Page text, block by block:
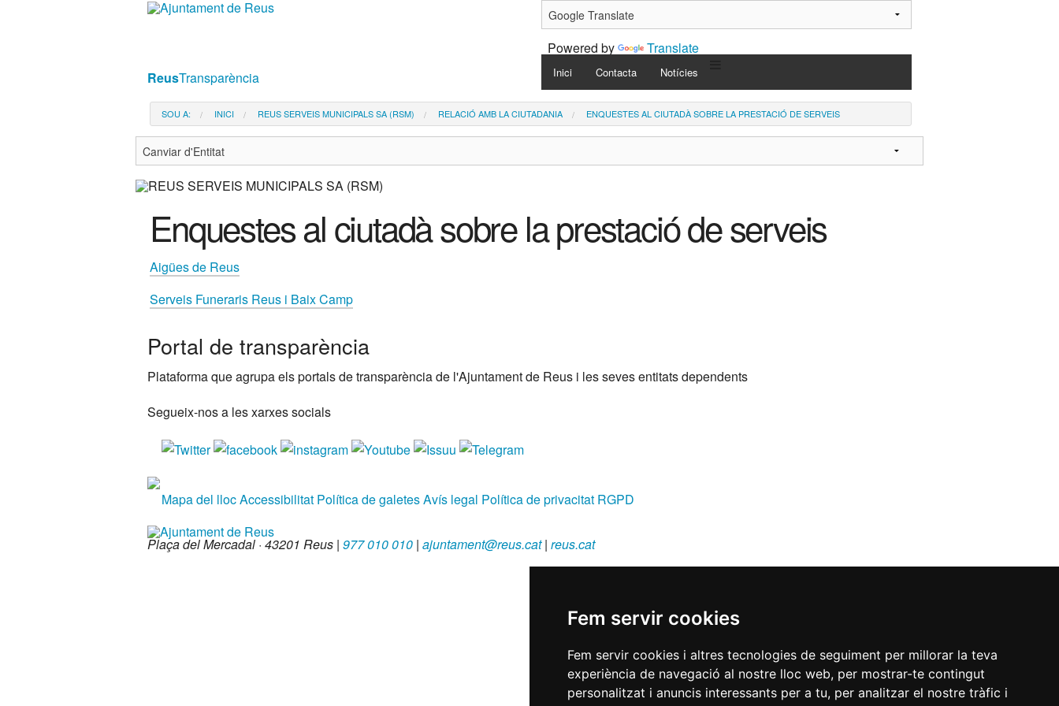
Fem servir cookies
Fem servir cookies i altres tecnologies de seguiment per millorar la teva
experiència de navegació al nostre lloc web, per mostrar-te contingut
personalitzat i anuncis interessants per a tu, per analitzar el nostre tràfic i
Powered by
Translate
ReusTransparència Navigation
Inici Contacta Notícies
SOU A: INICI REUS SERVEIS MUNICIPALS SA (RSM) RELACIÓ AMB LA CIUTADANIA ENQUESTES AL CIUTADÀ SOBRE LA PRESTACIÓ DE SERVEIS
Enquestes al ciutadà sobre la prestació de serveis
Aigües de Reus
Serveis Funeraris Reus i Baix Camp
Portal de transparència
Plataforma que agrupa els portals de transparència de l'Ajuntament de Reus i les seves entitats dependents
Segueix-nos a les xarxes socials
Mapa del llocAccessibilitat Política de galetesAvís legal Política de privacitat RGPD
Plaça del Mercadal · 43201 Reus | 977 010 010 | ajuntament@reus.cat| reus.cat